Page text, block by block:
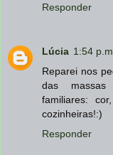
Responder
Lúcia 1:54
Reparei nos
das massas
familiares:
cozinheiras!:)
Responder